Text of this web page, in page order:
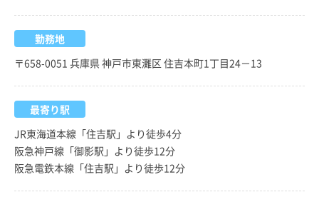
勤務地
〒658-0051 兵庫県 神戸市東灘区 住吉本町1丁目24－13
最寄り駅
JR東海道本線「住吉駅」より徒歩4分
阪急神戸線「御影駅」より徒歩12分
阪急電鉄本線「住吉駅」より徒歩12分